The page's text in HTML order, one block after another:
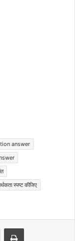
answer
स्पष्ट कीजिए
Share via Email Print